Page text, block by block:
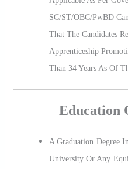
SC/ST/OBC/PwBD
That The Candidates
Apprenticeship
Than 34 Years As Of
Education
A Graduation Degree
University Or Any